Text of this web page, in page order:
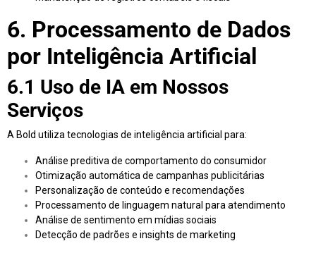
6. Processamento de Dados
por Inteligência Artificial
6.1 Uso de IA em Nossos
Serviços
A Bold utiliza tecnologias de inteligência artificial para:
Análise preditiva de comportamento do consumidor
Otimização automática de campanhas publicitárias
Personalização de conteúdo e recomendações
Processamento de linguagem natural para atendimento
Análise de sentimento em mídias sociais
Detecção de padrões e insights de marketing